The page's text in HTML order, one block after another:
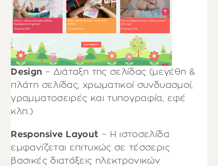
Design – Διάταξη της σελίδας (μεγέθη &
πλάτη σελίδας, χρωματικοί συνδυασμοί,
γραμματοσειρές και τυπογραφία, εφέ
κλπ.)
Responsive Layout – Η ιστοσελίδα
εμφανίζεται επιτυχώς σε τέσσερις
βασικές διατάξεις ηλεκτρονικών